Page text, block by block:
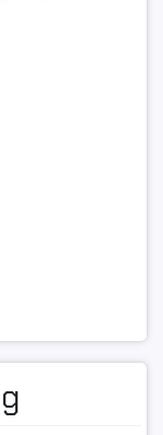
cao liên tục.
tối đa.
đổ mực vào